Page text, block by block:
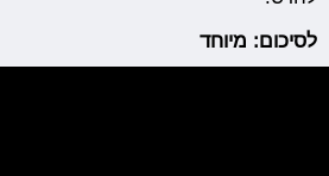
לסיכום: מיוחד